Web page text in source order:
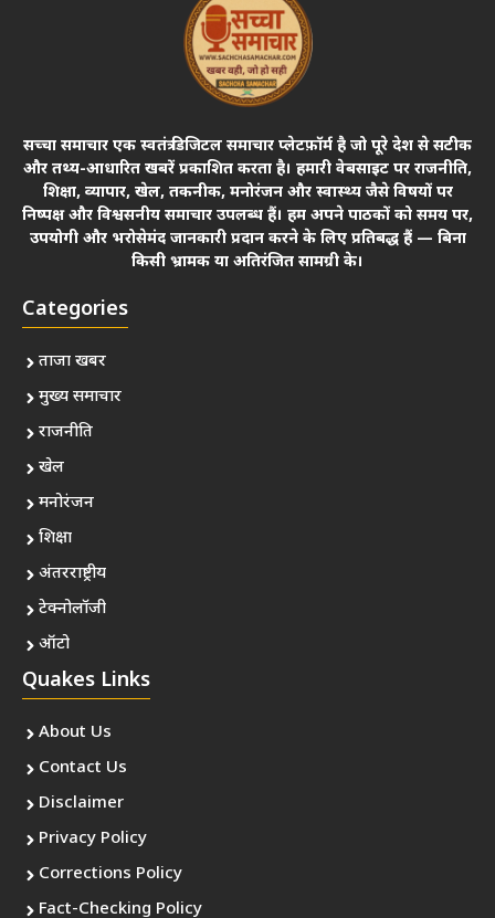
सच्चा समाचार एक स्वतंत्र डिजिटल समाचार प्लेटफ़ॉर्म है जो पूरे देश से सटीक
और तथ्य-आधारित खबरें प्रकाशित करता है। हमारी वेबसाइट पर राजनीति,
शिक्षा, व्यापार, खेल, तकनीक, मनोरंजन और स्वास्थ्य जैसे विषयों पर
निष्पक्ष और विश्वसनीय समाचार उपलब्ध हैं। हम अपने पाठकों को समय पर,
उपयोगी और भरोसेमंद जानकारी प्रदान करने के लिए प्रतिबद्ध हैं — बिना
किसी भ्रामक या अतिरंजित सामग्री के।
Categories
ताजा खबर
मुख्य समाचार
राजनीति
खेल
मनोरंजन
शिक्षा
अंतरराष्ट्रीय
टेक्नोलॉजी
ऑटो
Quakes Links
About Us
Contact Us
Disclaimer
Privacy Policy
Corrections Policy
Fact-Checking Policy